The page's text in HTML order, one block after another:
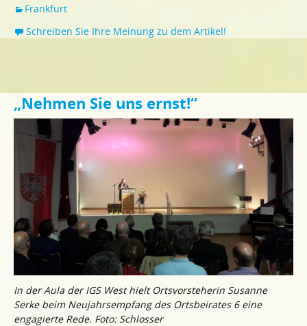
Frankfurt
Schreiben Sie Ihre Meinung zu dem Artikel!
„Nehmen Sie uns ernst!“
In der Aula der IGS West hielt Ortsvorsteherin Susanne
Serke beim Neujahrsempfang des Ortsbeirates 6 eine
engagierte Rede. Foto: Schlosser